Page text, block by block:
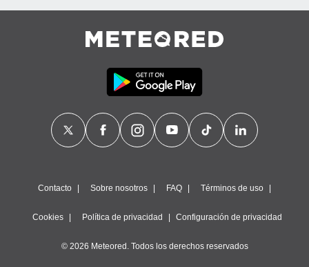
Contacto Sobre nosotros FAQ Términos de uso
Cookies Política de privacidad Configuración de privacidad
© 2026 Meteored. Todos los derechos reservados